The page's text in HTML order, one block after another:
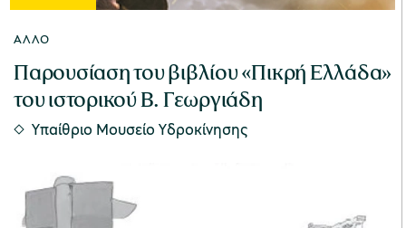
Μουσείο Μαστίχας Χίου
Μουσείο Αργυροτεχνίας
ΆΛΛΟ
Παρουσίαση του βιβλίου «Πικρή Ελλάδα»
του ιστορικού Β. Γεωργιάδη
Υπαίθριο Μουσείο Υδροκίνησης